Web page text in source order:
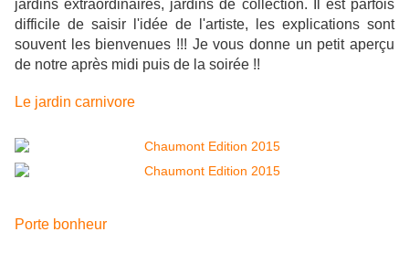
jardins extraordinaires, jardins de collection. Il est parfois
difficile de saisir l'idée de l'artiste, les explications sont
souvent les bienvenues !!! Je vous donne un petit aperçu
de notre après midi puis de la soirée !!
Le jardin carnivore
Porte bonheur